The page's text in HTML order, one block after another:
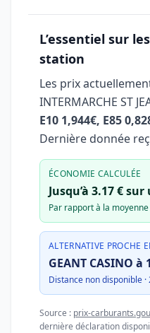
L’essentiel sur
station
Les prix
INTERMARCHE ST
E10 1,944€, E85
Dernière donnée
ÉCONOMIE CALCULÉE
Jusqu’à 3.17 €
Par rapport à la
ALTERNATIVE PROCHE
GEANT CASINO à
Distance non disponible
Source : prix-
dernière déclaration